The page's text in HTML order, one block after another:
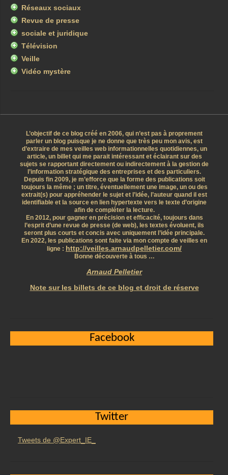
Réseaux sociaux
Revue de presse
sociale et juridique
Télévision
Veille
Vidéo mystère
L’objectif de ce blog créé en 2006, qui n’est pas à proprement
parler un blog puisque je ne donne que très peu mon avis, est
d’extraire de mes veilles web informationnelles quotidiennes, un
article, un billet qui me parait intéressant et éclairant sur des
sujets se rapportant directement ou indirectement à la gestion de
l’information stratégique des entreprises et des particuliers.
Depuis fin 2009, je m’efforce que la forme des publications soit
toujours la même ; un titre, éventuellement une image, un ou des
extrait(s) pour appréhender le sujet et l’idée, l’auteur quand il est
identifiable et la source en lien hypertexte vers le texte d’origine
afin de compléter la lecture.
En 2012, pour gagner en précision et efficacité, toujours dans
l’esprit d’une revue de presse (de web), les textes évoluent, ils
seront plus courts et concis avec uniquement l’idée principale.
En 2022, les publications sont faite via mon compte de veilles en
ligne : http://veilles.arnaudpelletier.com/
Bonne découverte à tous …
Arnaud Pelletier
Note sur les billets de ce blog et droit de réserve
Facebook
Twitter
Tweets de @Expert_IE_